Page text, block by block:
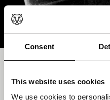
Consent
This website uses cookies
We use cookies to
Tiger Short Competition
6000 mensonges is een